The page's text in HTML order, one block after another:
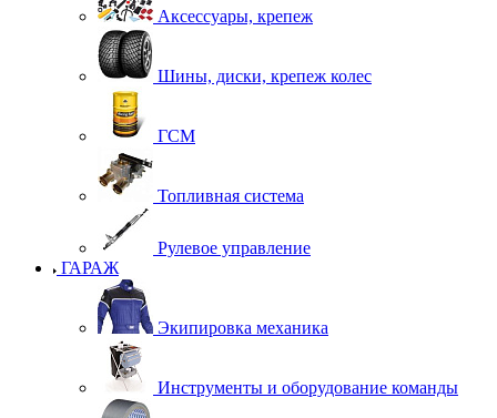
Аксессуары, крепеж
Шины, диски, крепеж колес
ГСМ
Топливная система
Рулевое управление
ГАРАЖ
Экипировка механика
Инструменты и оборудование команды